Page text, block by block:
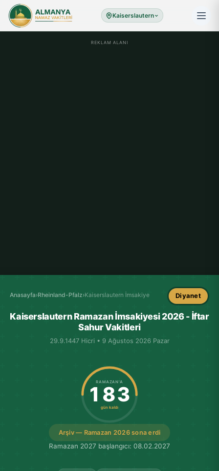
Kaiserslautern
REKLAM ALANI
Anasayfa›Rheinland-Pfalz›Kaiserslautern İmsakiye Diyanet
Kaiserslautern Ramazan İmsakiyesi 2026 - İftar
Sahur Vakitleri
29.9.1447 Hicri • 9 Ağustos 2026 Pazar
Arşiv — Ramazan 2026 sona erdi
RAMAZAN'A
183
gün kaldı
Ramazan 2027 başlangıcı: 08.02.2027